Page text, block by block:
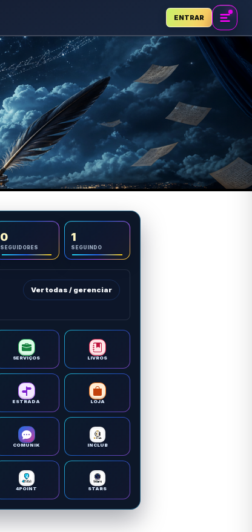
ENTRAR
0
SEGUIDORES
1
SEGUINDO
Ver todas / gerenciar
SERVIÇOS LIVROS
ESTRADA LOJA
COMUNIK INCLUB
4POINT STARS